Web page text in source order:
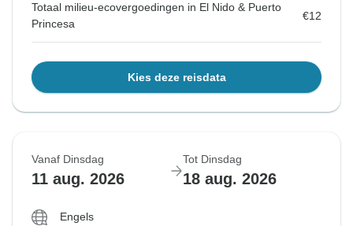
Totaal milieu-ecovergoedingen in El Nido & Puerto
Princesa
€12
Kies deze reisdata
Vanaf Dinsdag
11 aug. 2026
Tot Dinsdag
18 aug. 2026
Engels